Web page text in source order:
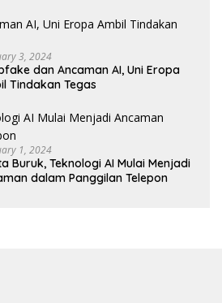
3, 2024
dan Ancaman AI, Uni Eropa
Tindakan Tegas
1, 2024
Buruk, Teknologi AI Mulai Menjadi
dalam Panggilan Telepon